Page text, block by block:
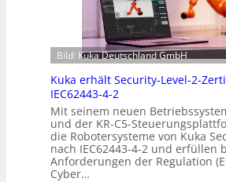
Bild: Kuka Deutschland GmbH
Kuka erhält Security-Level-2-
IEC62443-4-2
Mit seinem neuen
und der KR-C5-
die Robotersysteme von Kuka
nach IEC62443-4-2 und erfüllen
Anforderungen der Regulation
Cyber…